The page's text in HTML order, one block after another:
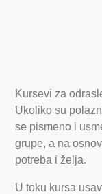
Kursevi za
Ukoliko su
se pismeno i
grupe, a na
potreba i želja.
U toku kursa